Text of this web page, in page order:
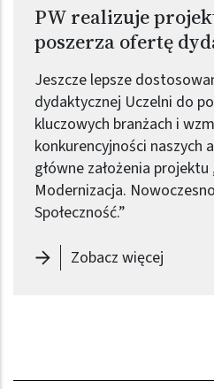
PW realizuje
poszerza ofertę
Jeszcze lepsze
dydaktycznej Uczelni do
kluczowych branżach i
konkurencyjności naszych
główne założenia
Modernizacja.
Społeczność.”
Zobacz więcej-